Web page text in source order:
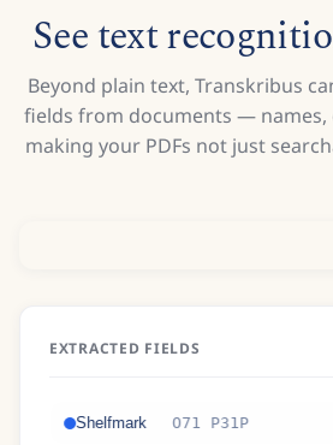
See text
Beyond plain text, Transkribus
fields from documents —
making your PDFs not just
EXTRACTED FIELDS
Shelfmark O71 P31P